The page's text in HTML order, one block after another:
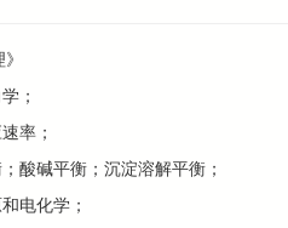
；
率；
酸碱平衡；沉淀溶解平衡；
电化学；